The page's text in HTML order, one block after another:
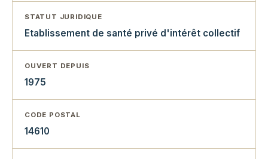
STATUT JURIDIQUE
Etablissement de santé privé d'intérêt collectif
OUVERT DEPUIS
1975
CODE POSTAL
14610